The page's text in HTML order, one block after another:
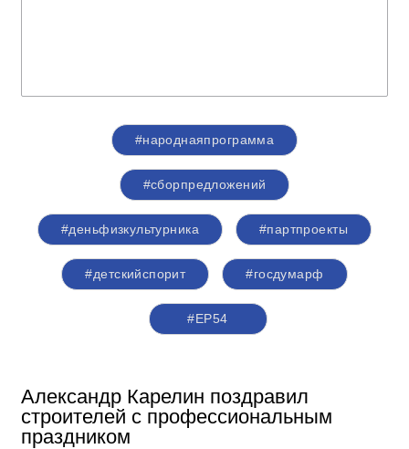
#народнаяпрограмма
#сборпредложений
#деньфизкультурника #партпроекты
#детскийспорит #госдумарф
#ЕР54
Александр Карелин поздравил
строителей с профессиональным
праздником